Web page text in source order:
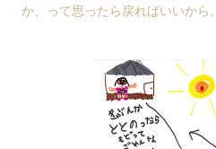
か、って思ったら戻ればいいから。